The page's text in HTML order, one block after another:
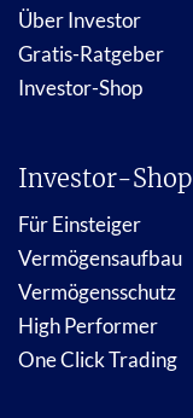
Über Investor
Gratis-Ratgeber
Investor-Shop
Investor-Shop
Für Einsteiger
Vermögensaufbau
Vermögensschutz
High Performer
One Click Trading